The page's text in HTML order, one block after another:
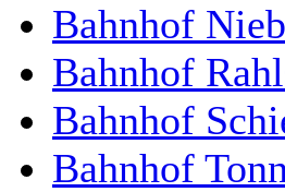
Bahnhof
Bahnhof
Bahnhof
Bahnhof